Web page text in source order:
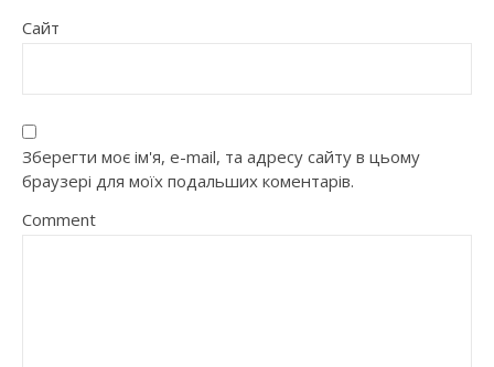
Сайт
Зберегти моє ім'я, e-mail, та адресу сайту в цьому
браузері для моїх подальших коментарів.
Comment